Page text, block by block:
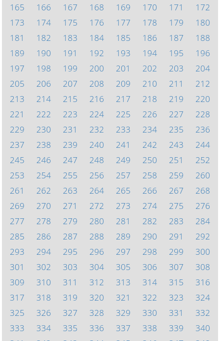
165
166 167 168 169 170 171
172
173
174 175 176 177 178 179
180
181
182 183 184 185 186 187
188
189
190 191 192 193 194 195
196
197
198 199 200 201 202 203
204
205
206 207 208 209 210 211
212
213
214 215 216 217 218 219
220
221
222 223 224 225 226 227
228
229
230 231 232 233 234 235
236
237
238 239 240 241 242 243
244
245
246 247 248 249 250 251
252
253
254 255 256 257 258 259
260
261
262 263 264 265 266 267
268
269
270 271 272 273 274 275
276
277
278 279 280 281 282 283
284
285
286 287 288 289 290 291
292
293
294 295 296 297 298 299
300
301
302 303 304 305 306 307
308
309
310 311 312 313 314 315
316
317
318 319 320 321 322 323
324
325
326 327 328 329 330 331
332
333
334 335 336 337 338 339
340